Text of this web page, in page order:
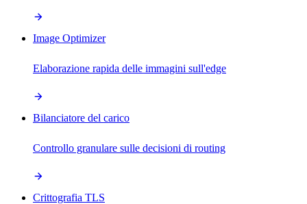
Image Optimizer
Elaborazione rapida delle immagini sull'edge
Bilanciatore del carico
Controllo granulare sulle decisioni di routing
Crittografia TLS